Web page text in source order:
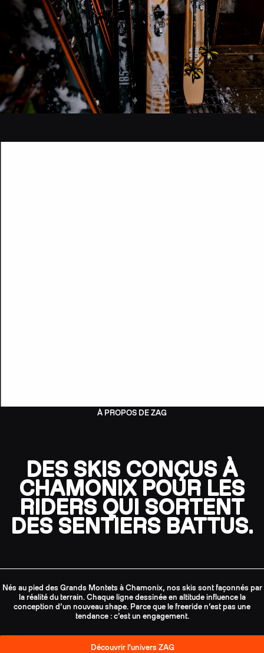
À PROPOS DE ZAG
DES SKIS CONÇUS À
CHAMONIX POUR LES
RIDERS QUI SORTENT
DES SENTIERS BATTUS.
Nés au pied des Grands Montets à Chamonix, nos skis sont façonnés par
la réalité du terrain. Chaque ligne dessinée en altitude influence la
conception d’un nouveau shape. Parce que le freeride n’est pas une
tendance : c’est un engagement.
Découvrir l'univers ZAG